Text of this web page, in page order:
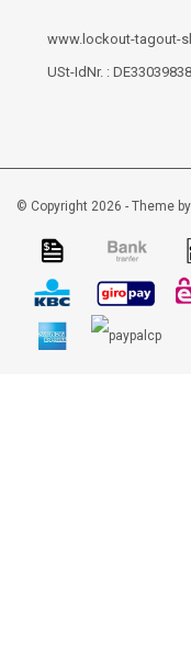
www.lockout-tagout-
USt-IdNr. :
© Copyright 2026 - Theme by